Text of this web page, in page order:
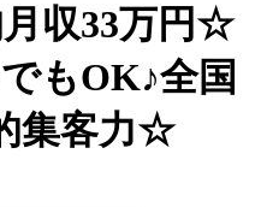
収33万円☆
もOK♪全国
集客力☆